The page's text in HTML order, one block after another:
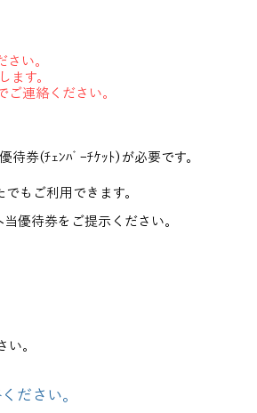
い。
ます。
連絡ください。
券(ﾁｪﾝﾊﾞｰﾁｹｯﾄ)が必要です。
もご利用できます。
優待券をご提示ください。
い。
ださい。